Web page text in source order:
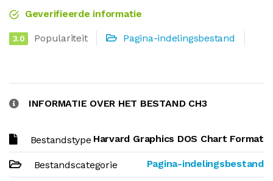
Geverifieerde informatie
3.0 Populariteit Pagina-indelingsbestand
INFORMATIE OVER HET BESTAND CH3
Bestandstype Harvard Graphics DOS Chart Format
Bestandscategorie Pagina-indelingsbestand